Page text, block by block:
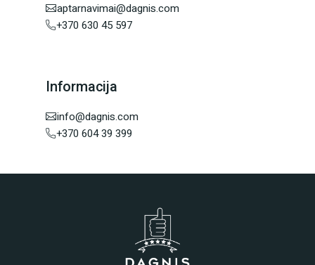
aptarnavimai@dagnis.com
+370 630 45 597
Informacija
info@dagnis.com
+370 604 39 399